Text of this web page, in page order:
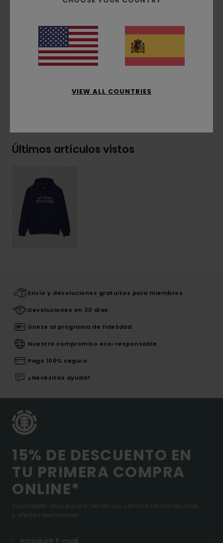
Etiqueta con el logo en el lateral
Composición[Tejido principal] 55% algodón, 25%
Últimos artículos vistos
Envío y devoluciones gratuitos para miembros
Devoluciones en 30 días
Únete al programa de fidelidad
Nuestro compromiso eco-responsable
Pago 100% seguro
¿Necesitas ayuda?
15% DE DESCUENTO EN
TU PRIMERA COMPRA
ONLINE*
Suscríbete ahora para recibir las ultimas informaciones
y ofertas exclusivas.
VIEW ALL COUNTRIES